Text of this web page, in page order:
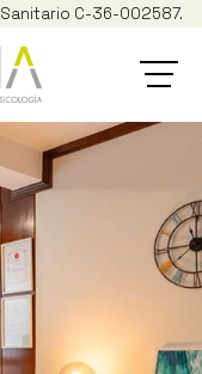
Sanitario C-36-002587.